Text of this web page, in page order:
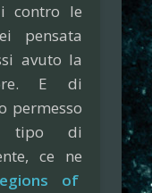
contro le
pensata
avuto la
E di
permesso
tipo di
ce ne
of